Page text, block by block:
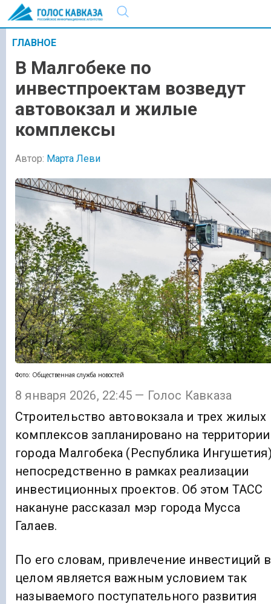
ГЛАВНОЕ
В Малгобеке по
инвестпроектам возведут
автовокзал и жилые
комплексы
Автор: Марта Леви
Фото: Общественная служба новостей
8 января 2026, 22:45 — Голос Кавказа
Строительство автовокзала и трех жилых
комплексов запланировано на территории
города Малгобека (Республика
непосредственно в рамках реализации
инвестиционных проектов. Об этом ТАСС
накануне рассказал мэр города Мусса
Галаев.
По его словам, привлечение инвестиций в
целом является важным условием так
называемого поступательного развития